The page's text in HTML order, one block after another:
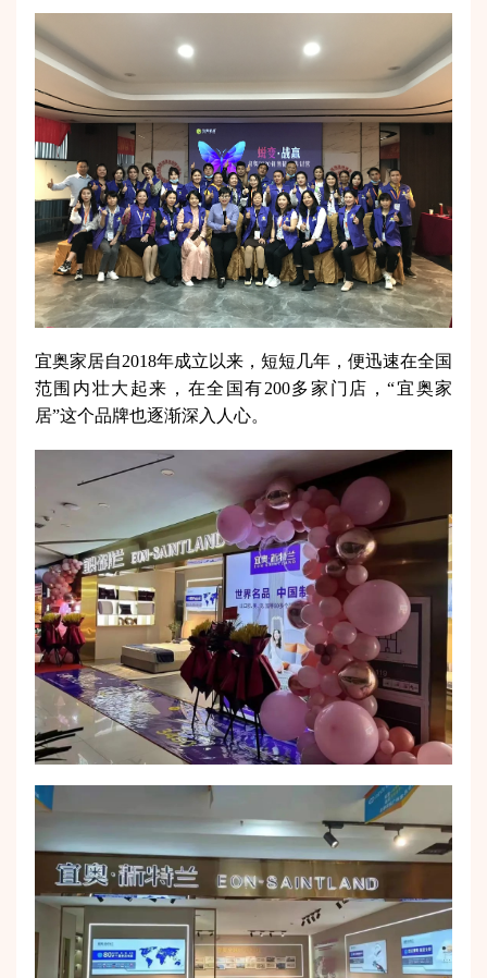
宜奥家居自2018年成立以来，短短几年，便迅速在全国
范围内壮大起来，在全国有200多家门店，“宜奥家
居”这个品牌也逐渐深入人心。